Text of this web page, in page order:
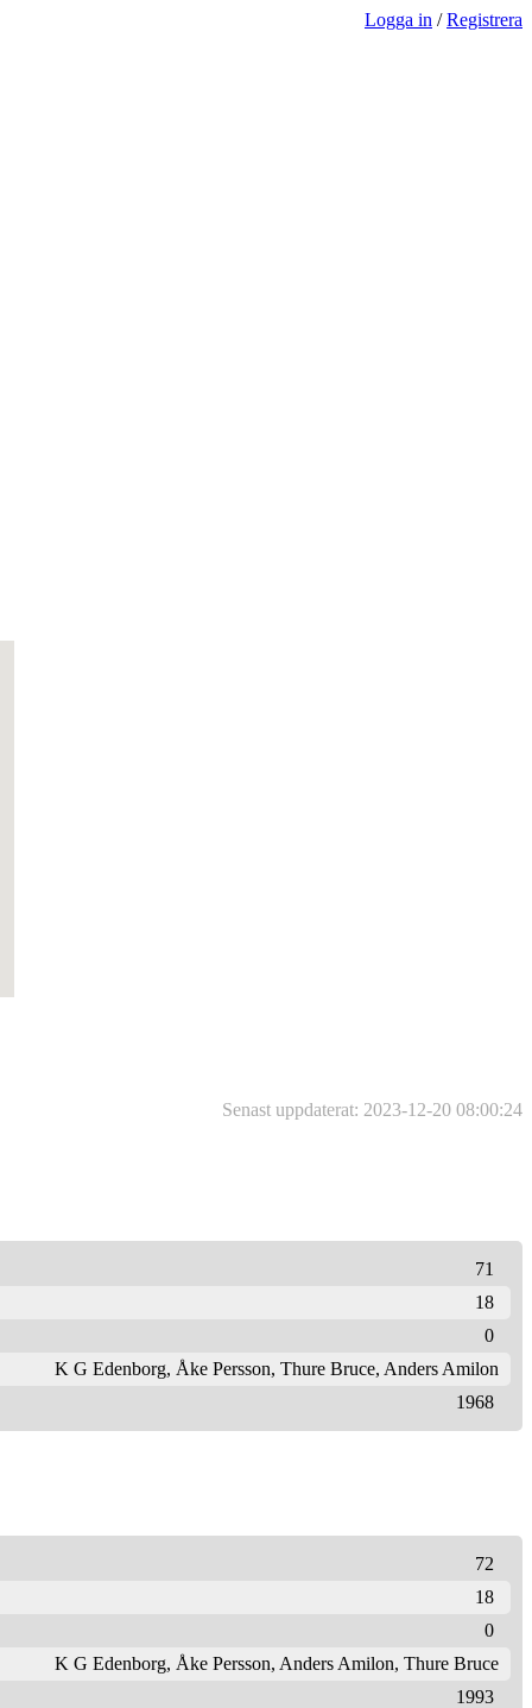
Logga in /Registrera
Senast uppdaterat: 2023-12-20 08:00:24
71
18
0
K G Edenborg, Åke Persson, Thure Bruce, Anders Amilon
1968
72
18
0
K G Edenborg, Åke Persson, Anders Amilon, Thure Bruce
1993